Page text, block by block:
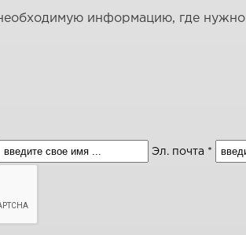
информацию, где нужно
Эл. почта *